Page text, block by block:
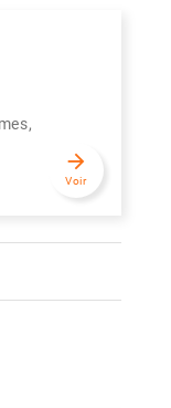
arrow_forward
Voir